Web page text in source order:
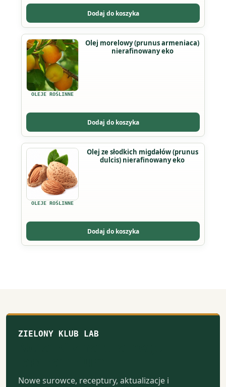
Dodaj do koszyka
można
wybrać
na
stronie
produktu
OLEJE ROŚLINNE
Olej morelowy (prunus armeniaca)
nierafinowany eko
Dodaj do koszyka
OLEJE ROŚLINNE
Olej ze słodkich migdałów (prunus
dulcis) nierafinowany eko
Dodaj do koszyka
Ten
produkt
ma
wiele
wariantów.
można
wybrać
ZIELONY KLUB LAB
Nowe surowce, receptury, aktualizacje i